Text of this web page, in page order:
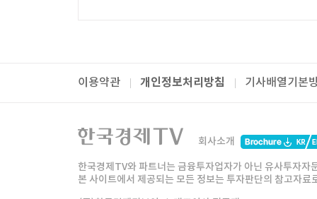
이용약관 개인정보처리방침 기사배열기본
패밀리사이트
한국경제TV
한경미디어그룹 한국경제신문 한국경제
모바일앱 한국경제TV앱
회사소개
한국경제TV와 파트너는 금융투자업자가 아닌 유사투자
본 사이트에서 제공되는 모든 정보는 투자판단의 참고자